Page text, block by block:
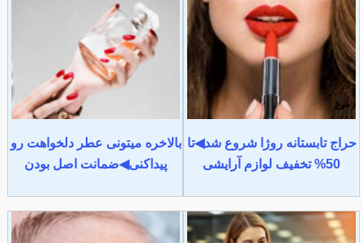
حراج تابستانه روژا شروع شد◀تا
50% تخفیف لوازم آرایشی
بالاخره میتونی عطر دلخواهت رو
پیداکنی◀ضمانت اصل بودن